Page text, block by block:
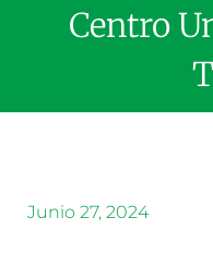
Centro
Junio 27, 2024